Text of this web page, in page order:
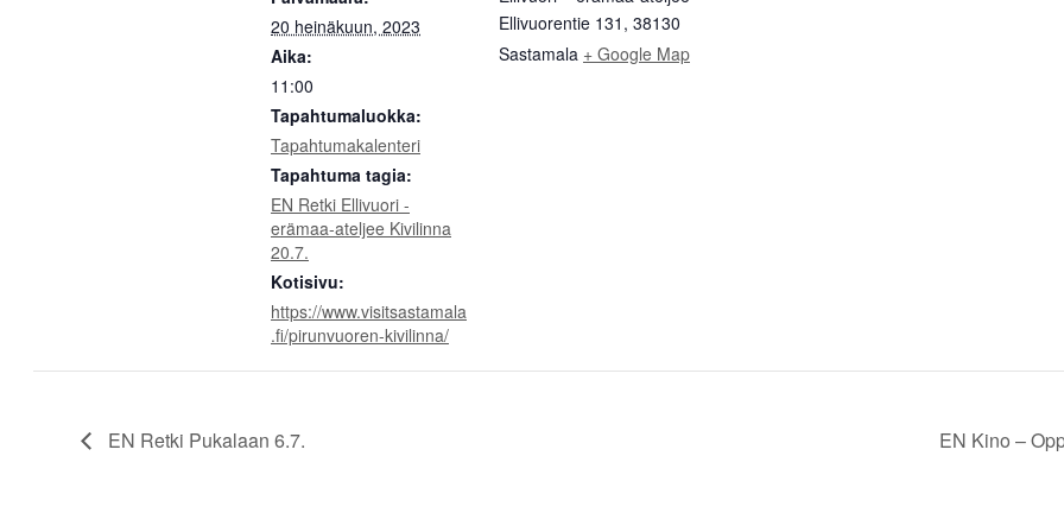
20 heinäkuun, 2023
Aika:
11:00
Tapahtumaluokka:
Tapahtumakalenteri
Tapahtuma tagia:
EN Retki Ellivuori -
erämaa-ateljee Kivilinna
20.7.
Kotisivu:
https://www.visitsastamala
.fi/pirunvuoren-kivilinna/
Ellivuorentie 131, 38130
Sastamala + Google Map
EN Retki Pukalaan 6.7. EN Kino –